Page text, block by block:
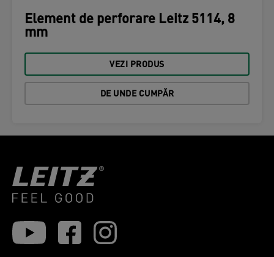
Element de perforare Leitz 5114, 8
mm
VEZI PRODUS
DE UNDE CUMPĂR